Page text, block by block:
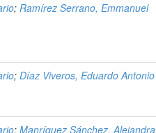
; Ramírez Serrano, Emmanuel
; Díaz Viveros, Eduardo Antonio
; Manríquez Sánchez, Alejandra